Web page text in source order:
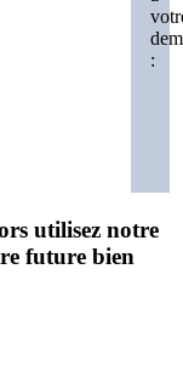
:
utilisez notre
future bien